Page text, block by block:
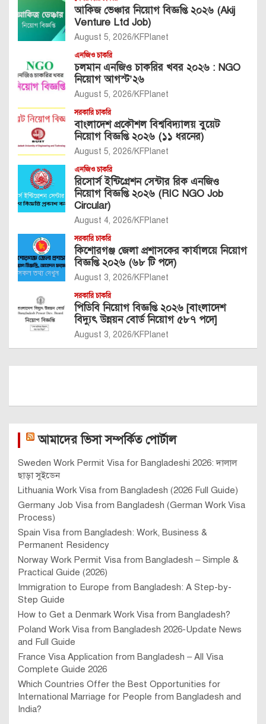
আকিজ ভেঞ্চার নিয়োগ বিজ্ঞপ্তি ২০২৬ (Akij
Venture Ltd Job)
August 5, 2026 KFPlanet
এনজিও চাকরি
চলমান এনজিও চাকরির খবর ২০২৬ : NGO
নিয়োগ আগস্ট’২৬
August 5, 2026 KFPlanet
সরকারি চাকরি
বাংলাদেশ প্রকৌশল বিশ্ববিদ্যালয় বুয়েট
নিয়োগ বিজ্ঞপ্তি ২০২৬ (১১ ধরনের)
August 5, 2026 KFPlanet
এনজিও চাকরি
রিসোর্স ইন্টিগ্রেশন সেন্টার রিক এনজিও
নিয়োগ বিজ্ঞপ্তি ২০২৬ (RIC NGO Job
Circular)
August 4, 2026 KFPlanet
সরকারি চাকরি
কিশোরগঞ্জ জেলা প্রশাসকের কার্যালয়ে নিয়োগ
বিজ্ঞপ্তি ২০২৬ (৬৮ টি পদে)
August 3, 2026 KFPlanet
সরকারি চাকরি
পিডিবি নিয়োগ বিজ্ঞপ্তি ২০২৬ [বাংলাদেশ
বিদ্যুৎ উন্নয়ন বোর্ড নিয়োগ ৫৮৭ পদে]
August 3, 2026 KFPlanet
আমাদের ভিসা সম্পর্কিত পোর্টাল
Sweden Work Permit Visa for Bangladeshi 2026: দালাল
ছাড়া সুইডেন
Lithuania Work Visa from Bangladesh (2026 Full Guide)
Germany Job Visa from Bangladesh (German Work Visa
Process)
Spain Visa from Bangladesh: Work, Business &
Permanent Residency
Norway Work Permit Visa from Bangladesh – Simple &
Practical Guide (2026)
Immigration to Europe from Bangladesh: A Step-by-
Step Guide
How to Get a Denmark Work Visa from Bangladesh?
Poland Work Visa from Bangladesh 2026-Update News
and Full Guide
France Visa Application from Bangladesh – All Visa
Complete Guide 2026
Which Countries Offer the Best Opportunities for
International Marriage for People from Bangladesh and
India?